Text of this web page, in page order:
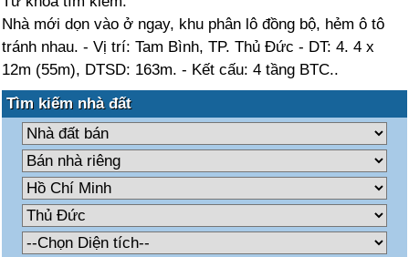
Nhà mới dọn vào ở ngay, khu phân lô đồng bộ, hẻm ô tô
tránh nhau. - Vị trí: Tam Bình, TP. Thủ Đức - DT: 4. 4 x
12m (55m), DTSD: 163m. - Kết cấu: 4 tầng BTC..
Tìm kiếm nhà đất